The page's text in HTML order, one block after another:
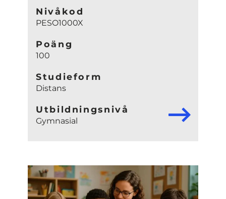
Nivåkod
PESO1000X
Poäng
100
Studieform
Distans
Utbildningsnivå
Gymnasial